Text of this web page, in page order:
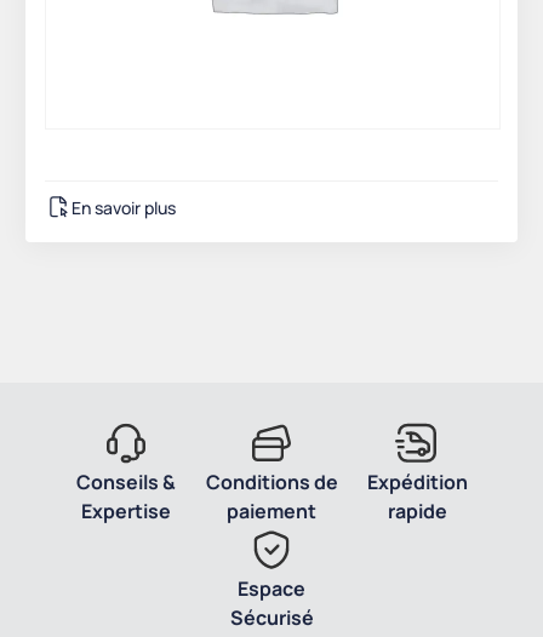
En savoir plus
Conseils &
Expertise
Conditions de
paiement
Expédition
rapide
Espace
Sécurisé